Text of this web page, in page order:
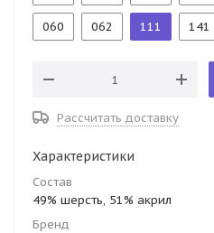
060 062 111 141
Рассчитать доставку
Характеристики
Состав
49% шерсть, 51% акрил
Бренд